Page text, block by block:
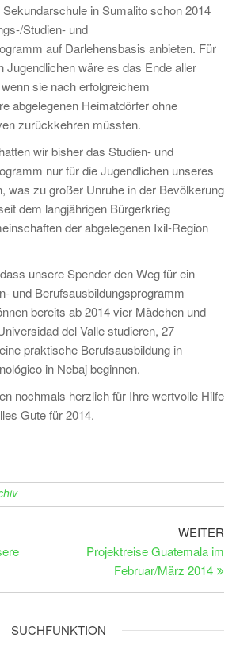
in Sumalito schon 2014
Studien- und
auf Darlehensbasis anbieten. Für
Jugendlichen wäre es das Ende aller
sie nach erfolgreichem
abgelegenen Heimatdörfer ohne
zurückkehren müssten.
wir bisher das Studien- und
nur für die Jugendlichen unseres
was zu großer Unruhe in der Bevölkerung
dem langjährigen Bürgerkrieg
der abgelegenen Ixil-Region
unsere Spender den Weg für ein
und Berufsausbildungsprogramm
bereits ab 2014 vier Mädchen und
del Valle studieren, 27
praktische Berufsausbildung in
in Nebaj beginnen.
nochmals herzlich für Ihre wertvolle Hilfe
Gute für 2014.
WEITER
Projektreise Guatemala im
Februar/März 2014
SUCHFUNKTION